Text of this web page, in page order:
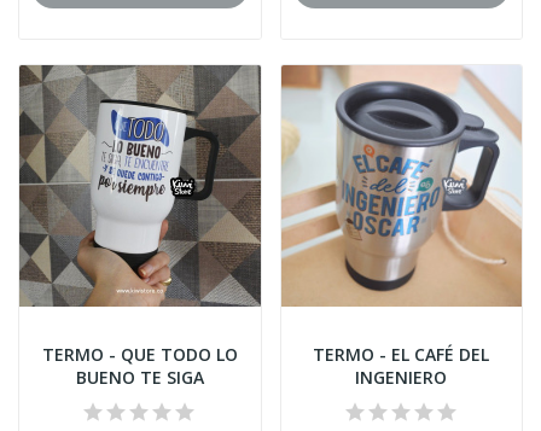
TERMO - QUE TODO LO
BUENO TE SIGA
TERMO - EL CAFÉ DEL
INGENIERO